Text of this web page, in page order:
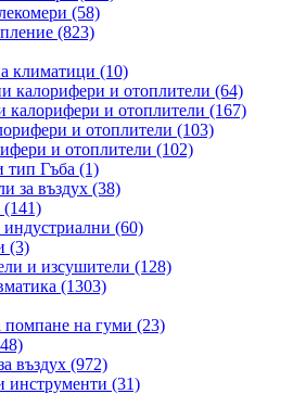
(58)
(823)
климатици (10)
калорифери и отоплители (64)
калорифери и отоплители (167)
и отоплители (103)
и отоплители (102)
тип Гъба (1)
за въздух (38)
(141)
(60)
(3)
и изсушители (128)
(1303)
помпане на гуми (23)
въздух (972)
инструменти (31)